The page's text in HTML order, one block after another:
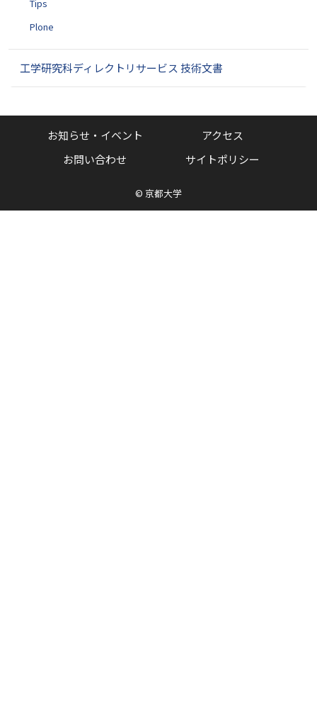
Tips
Plone
工学研究科ディレクトリサービス 技術文書
© 京都大学
お知らせ・イベント
アクセス
お問い合わせ
サイトポリシー